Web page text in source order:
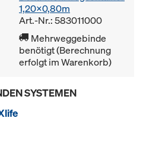
1,20x0,80m
Art.-Nr.: 583011000
Mehrweggebinde
benötigt (Berechnung
erfolgt im Warenkorb)
SYSTEMEN